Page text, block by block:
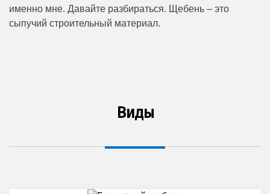
именно мне. Давайте разбираться. Щебень – это
сыпучий строительный материал.
Виды